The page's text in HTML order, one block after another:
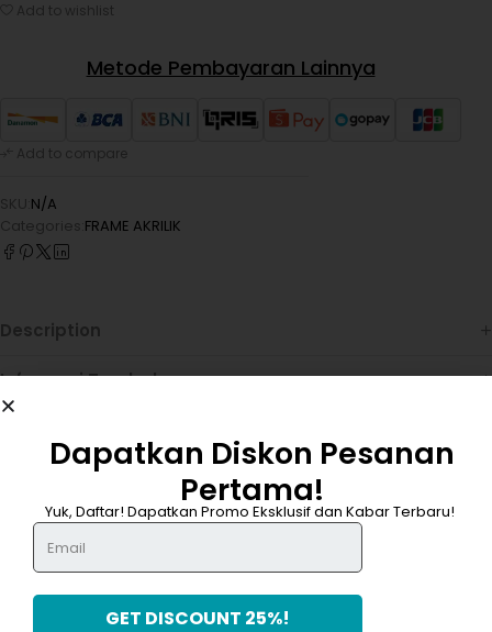
Add to wishlist
Metode Pembayaran Lainnya
Add to compare
SKU: N/A
Categories: FRAME AKRILIK
Description
Informasi Tambahan
Dapatkan Diskon Pesanan
Pertama!
Yuk, Daftar! Dapatkan Promo Eksklusif dan Kabar Terbaru!